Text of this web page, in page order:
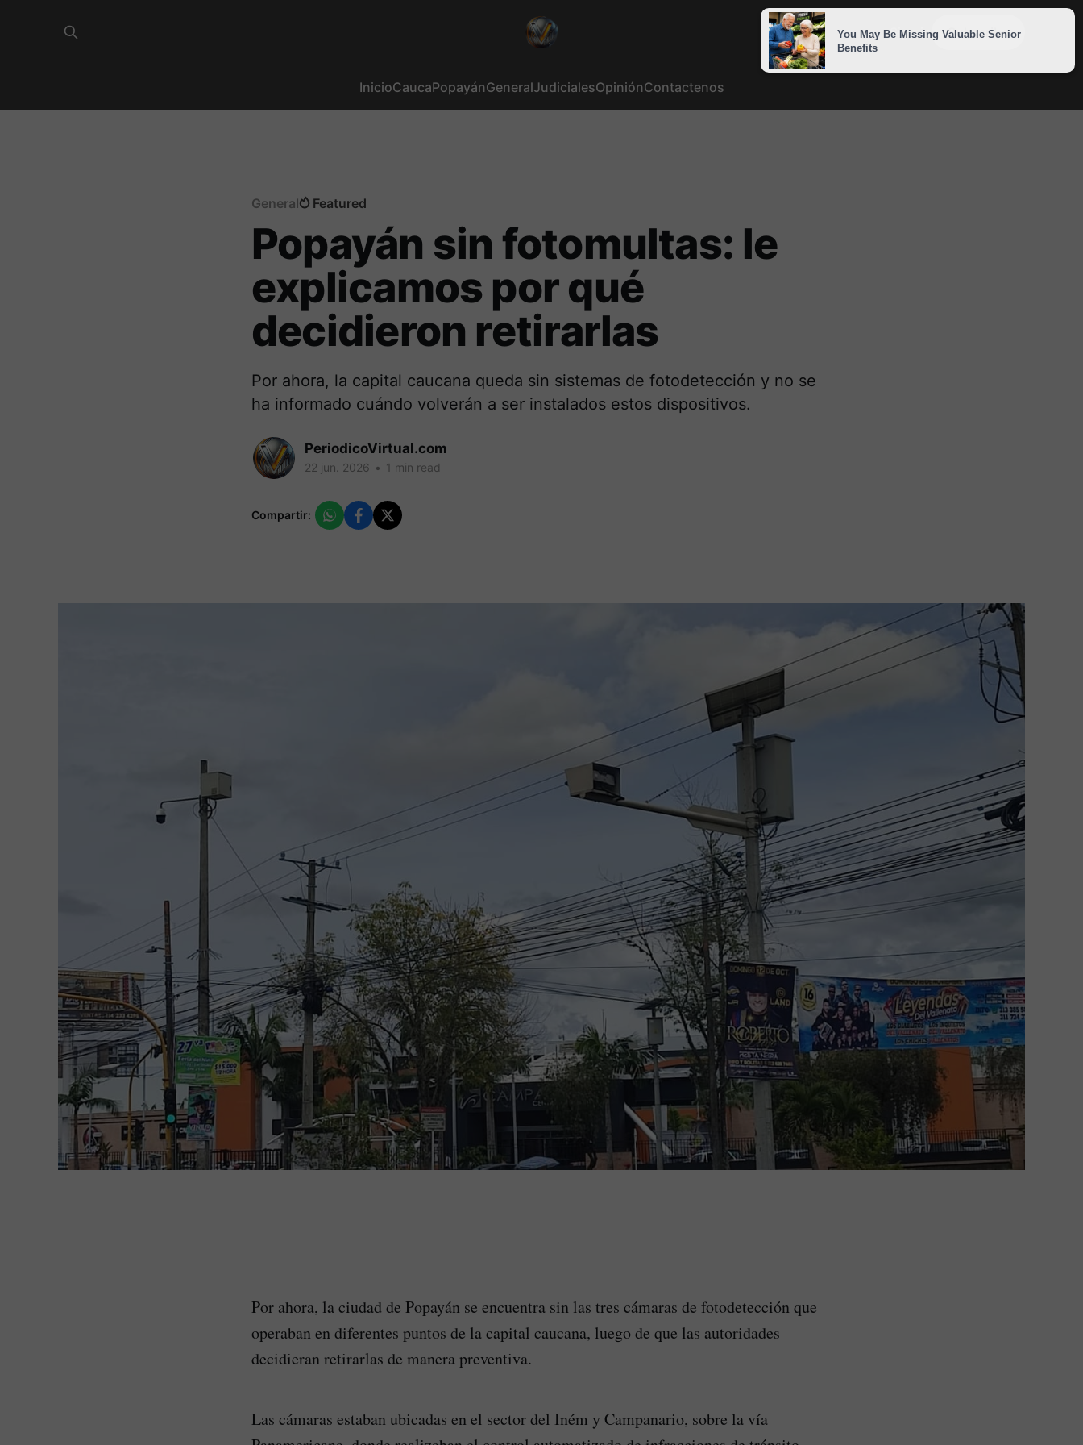
InicioCaucaPopayánGeneralJudicialesOpiniónContactenos
Sign in Subscribe
General Featured
Popayán sin fotomultas: le
explicamos por qué
decidieron retirarlas
Por ahora, la capital caucana queda sin sistemas de fotodetección y no se
ha informado cuándo volverán a ser instalados estos dispositivos.
PeriodicoVirtual.com
22 jun. 2026 • 1 min read
Compartir:
Por ahora, la ciudad de Popayán se encuentra sin las tres cámaras de fotodetección que
operaban en diferentes puntos de la capital caucana, luego de que las autoridades
decidieran retirarlas de manera preventiva.
Las cámaras estaban ubicadas en el sector del Iném y Campanario, sobre la vía